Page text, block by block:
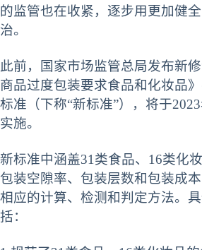
的监管也在收紧，逐步用更加健
治。
此前，国家市场监管总局发布新
商品过度包装要求食品和化妆品
标准（下称“新标准”），将于
实施。
新标准中涵盖31类食品、16类化
包装空隙率、包装层数和包装成
相应的计算、检测和判定方法。
括：